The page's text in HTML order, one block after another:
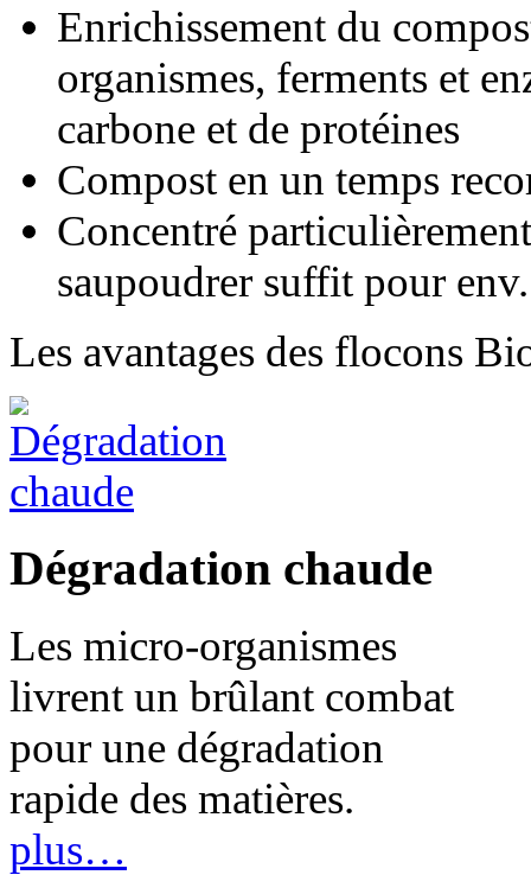
Enrichissement du
organismes, ferments et
carbone et de protéines
Compost en un temps
Concentré
saupoudrer suffit pour
Les avantages des flocons
Dégradation chaude
Les micro-organismes
livrent un brûlant combat
pour une dégradation
rapide des matières.
plus…